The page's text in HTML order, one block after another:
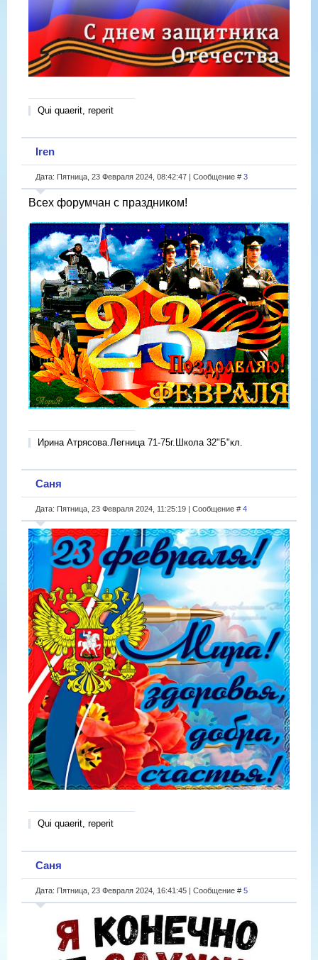
Qui quaerit, reperit
Iren
Дата: Пятница, 23 Февраля 2024, 08:42:47 | Сообщение # 3
Всех форумчан с праздником!
Ирина Атрясова.Легница 71-75г.Школа 32"Б"кл.
Саня
Дата: Пятница, 23 Февраля 2024, 11:25:19 | Сообщение # 4
Qui quaerit, reperit
Саня
Дата: Пятница, 23 Февраля 2024, 16:41:45 | Сообщение # 5